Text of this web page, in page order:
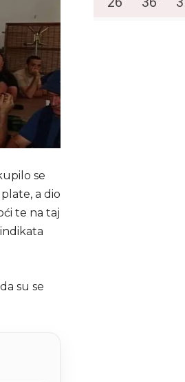
se
a dio
te na taj
su se